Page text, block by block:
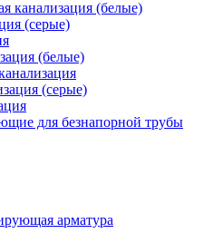
канализация (белые)
(серые)
(белые)
(серые)
для безнапорной трубы
арматура